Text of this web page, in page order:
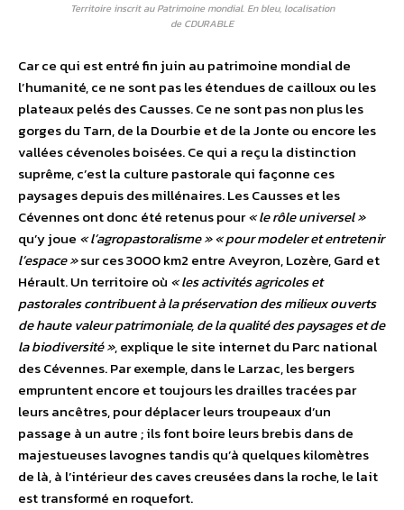
Territoire inscrit au Patrimoine mondial. En bleu, localisation
de CDURABLE
Car ce qui est entré fin juin au patrimoine mondial de
l’humanité, ce ne sont pas les étendues de cailloux ou les
plateaux pelés des Causses. Ce ne sont pas non plus les
gorges du Tarn, de la Dourbie et de la Jonte ou encore les
vallées cévenoles boisées. Ce qui a reçu la distinction
suprême, c’est la culture pastorale qui façonne ces
paysages depuis des millénaires. Les Causses et les
Cévennes ont donc été retenus pour« le rôle universel »
qu’y joue « l’agropastoralisme »« pour modeler et entretenir
l’espace »sur ces 3000 km2 entre Aveyron, Lozère, Gard et
Hérault. Un territoire où « les activités agricoles et
pastorales contribuent à la préservation des milieux ouverts
de haute valeur patrimoniale, de la qualité des paysages et de
la biodiversité », explique le site internet du Parc national
des Cévennes. Par exemple, dans le Larzac, les bergers
empruntent encore et toujours les drailles tracées par
leurs ancêtres, pour déplacer leurs troupeaux d’un
passage à un autre ; ils font boire leurs brebis dans de
majestueuses lavognes tandis qu’à quelques kilomètres
de là, à l’intérieur des caves creusées dans la roche, le lait
est transformé en roquefort.